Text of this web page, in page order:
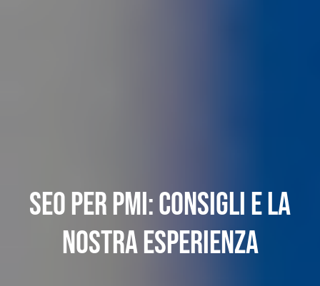
SEO per PMI: consigli e la
nostra esperienza